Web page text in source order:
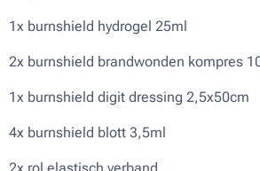
1x burnshield hydrogel 25ml
2x burnshield brandwonden kompres
1x burnshield digit dressing 2,5x50cm
4x burnshield blott 3,5ml